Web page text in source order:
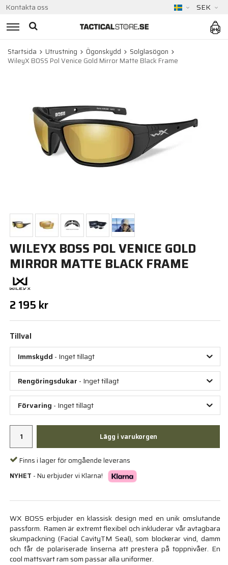
Kontakta oss SEK
Startsida Utrustning Ögonskydd
Solglasögon
WileyX BOSS Pol Venice Gold Mirror Matte Black Frame
WILEYX BOSS POL VENICE GOLD
MIRROR MATTE BLACK FRAME
2 195 kr
Tillval
Immskydd - Inget tillagt
Rengöringsdukar - Inget tillagt
Förvaring - Inget tillagt
Lägg i varukorgen
Finns i lager för omgående leverans
NYHET - Nu erbjuder vi Klarna!
WX BOSS erbjuder en klassisk design med en unik omslutande
passform. Ramen är extremt flexibel och inkluderar vår avtagbara
skumpackning (Facial CavityTM Seal), som blockerar vind, damm
och får de polariserade linserna att prestera på toppnivåer. En
cool mattsvart ram som passar alla uniformer.